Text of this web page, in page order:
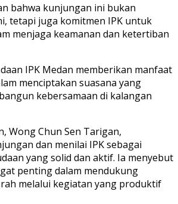
bahwa kunjungan ini bukan
tetapi juga komitmen IPK untuk
menjaga keamanan dan ketertiban
IPK Medan memberikan manfaat
menciptakan suasana yang
kebersamaan di kalangan
Wong Chun Sen Tarigan,
dan menilai IPK sebagai
yang solid dan aktif. Ia menyebut
penting dalam mendukung
melalui kegiatan yang produktif